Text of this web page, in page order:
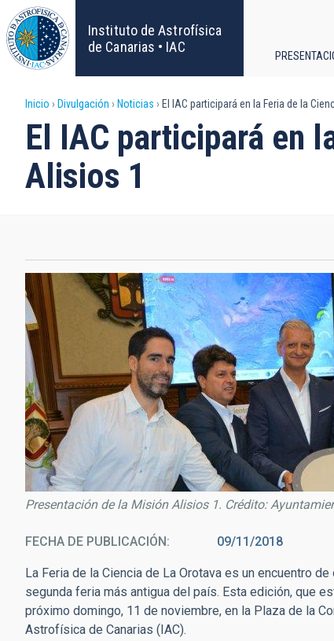
Pasar
al
contenido
principal
Instituto de Astrofísica
de Canarias • IAC
Sobrescribir
enlaces
de
a
la
navegación
Inicio Divulgación Noticias El IAC participará en la Feria de la
El IAC participará en
Alisios 1
Presentación de la Misión Alisios 1. Crédito:
FECHA DE PUBLICACIÓN 09/11/2018
La Feria de la Ciencia de La Orotava es un encuentro
segunda feria más antigua del país. Esta edición, que
próximo domingo, 11 de noviembre, en la Plaza de la
Astrofísica de Canarias (IAC).